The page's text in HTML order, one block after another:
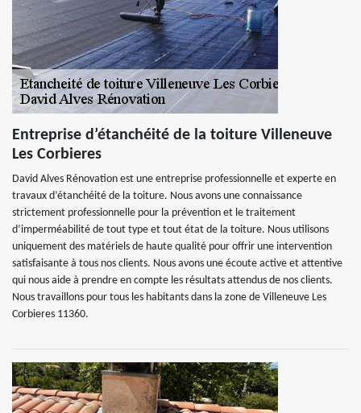
Entreprise d’étanchéité de la toiture Villeneuve
Les Corbieres
David Alves Rénovation est une entreprise professionnelle et experte en
travaux d’étanchéité de la toiture. Nous avons une connaissance
strictement professionnelle pour la prévention et le traitement
d’imperméabilité de tout type et tout état de la toiture. Nous utilisons
uniquement des matériels de haute qualité pour offrir une intervention
satisfaisante à tous nos clients. Nous avons une écoute active et attentive
qui nous aide à prendre en compte les résultats attendus de nos clients.
Nous travaillons pour tous les habitants dans la zone de Villeneuve Les
Corbieres 11360.